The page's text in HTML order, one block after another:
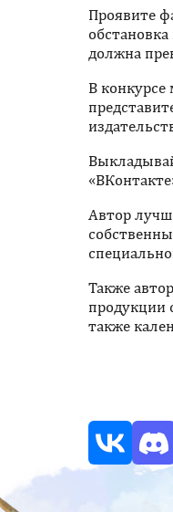
Проявите
должна
В
Автор
Также
продукции
также